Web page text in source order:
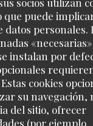
que puede
datos personales.
instalan por
cookies
su navegación,
del sitio, ofrecer
(por ejemplo,
chaleureux, à la
ou sur la